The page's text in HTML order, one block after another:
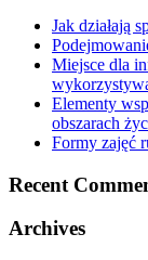
Jak działają
Miejsce dla
Elementy
obszarach
Formy zajęć
Recent
Archives